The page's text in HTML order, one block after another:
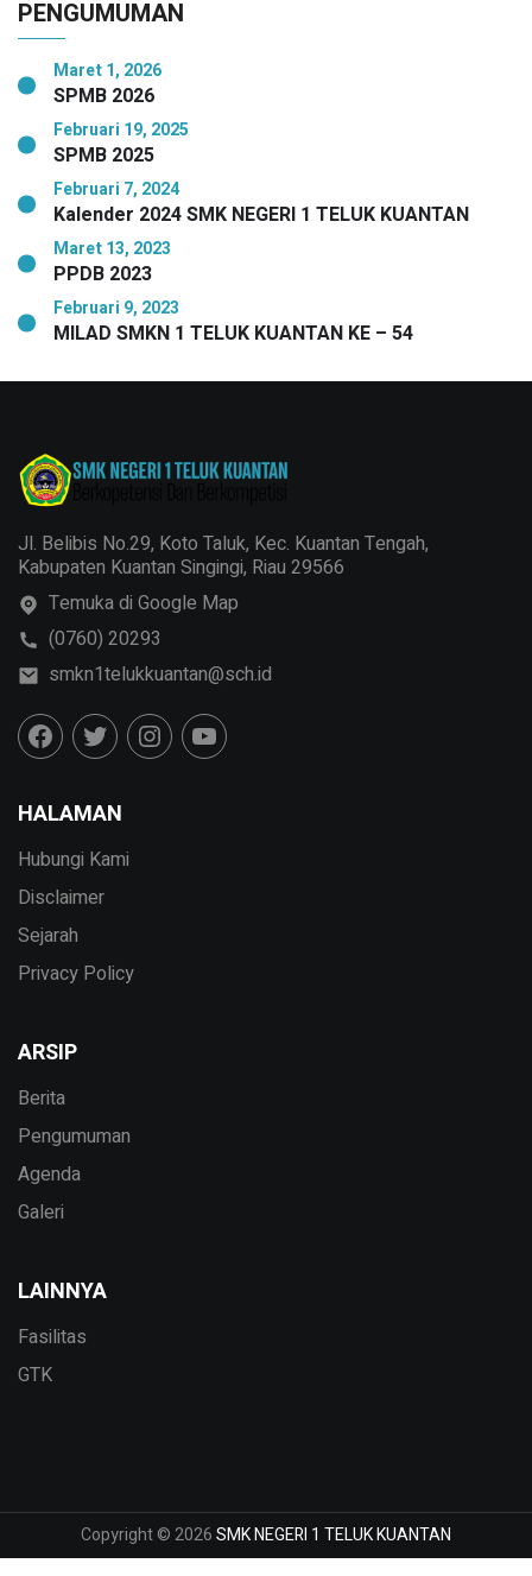
PENGUMUMAN
Maret 1, 2026
SPMB 2026
Februari 19, 2025
SPMB 2025
Februari 7, 2024
Kalender 2024 SMK NEGERI 1 TELUK KUANTAN
Maret 13, 2023
PPDB 2023
Februari 9, 2023
MILAD SMKN 1 TELUK KUANTAN KE – 54
Jl. Belibis No.29, Koto Taluk, Kec. Kuantan Tengah,
Kabupaten Kuantan Singingi, Riau 29566
Temuka di Google Map
(0760) 20293
smkn1telukkuantan@sch.id
HALAMAN
Hubungi Kami
Disclaimer
Sejarah
Privacy Policy
ARSIP
Berita
Pengumuman
Agenda
Galeri
LAINNYA
Fasilitas
GTK
Copyright © 2026SMK NEGERI 1 TELUK KUANTAN